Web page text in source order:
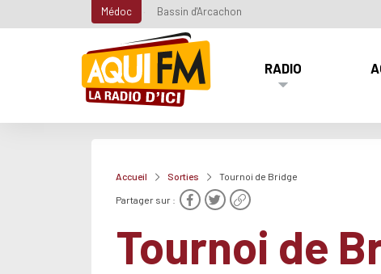
Médoc Bassin d'Arcachon
RADIO
Accueil Sorties Tournoi de Bridge
Partager sur :
Tournoi de